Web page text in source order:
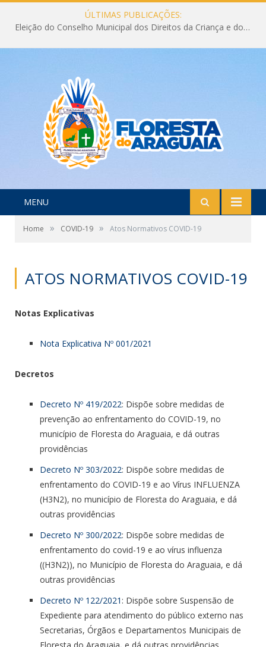
ÚLTIMAS PUBLICAÇÕES:
Eleição do Conselho Municipal dos Direitos da Criança e do Adolescente CMDCA 2026
MENU
Home » COVID-19 » Atos Normativos COVID-19
ATOS NORMATIVOS COVID-19
Notas Explicativas
Nota Explicativa Nº 001/2021
Decretos
Decreto Nº 419/2022: Dispõe sobre medidas de
prevenção ao enfrentamento do COVID-19, no
município de Floresta do Araguaia, e dá outras
providências
Decreto Nº 303/2022: Dispõe sobre medidas de
enfrentamento do COVID-19 e ao Vírus INFLUENZA
(H3N2), no município de Floresta do Araguaia, e dá
outras providências
Decreto Nº 300/2022: Dispõe sobre medidas de
enfrentamento do covid-19 e ao vírus influenza
((H3N2)), no Município de Floresta do Araguaia, e dá
outras providências
Decreto Nº 122/2021 : Dispõe sobre Suspensão de
Expediente para atendimento do público externo nas
Secretarias, Órgãos e Departamentos Municipais de